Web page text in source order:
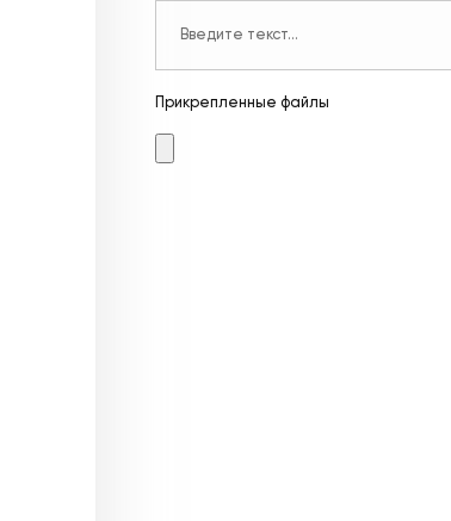
Прикрепленные файлы